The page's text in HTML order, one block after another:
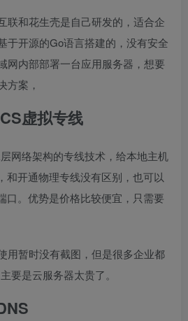
联和花生壳是自己研发的，适合企
于开源的Go语言搭建的，没有安全
网内部部署一台应用服务器，想要
方案，
虚拟专线
网络架构的专线技术，给本地主机
和开通物理专线没有区别，也可以
口。优势是价格比较便宜，只需要
用暂时没有截图，但是很多企业都
要是云服务器太贵了。